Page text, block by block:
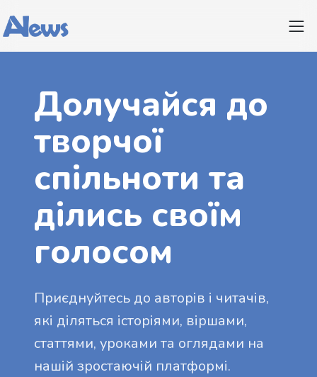
Долучайся до
творчої
спільноти та
ділись своїм
голосом
Приєднуйтесь до авторів і читачів,
які діляться історіями, віршами,
статтями, уроками та оглядами на
нашій зростаючій платформі.